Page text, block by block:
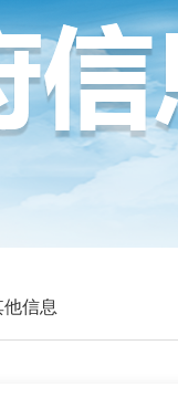
信息